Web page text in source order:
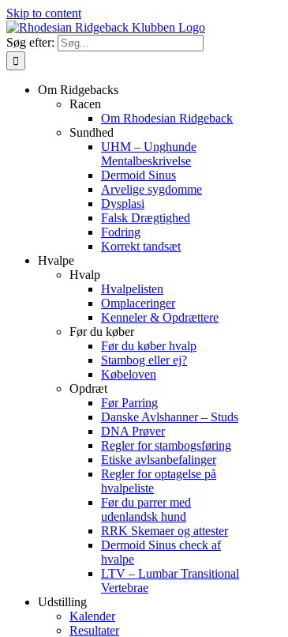
Skip to content
Søg efter:
Om Ridgebacks
Racen
Om Rhodesian Ridgeback
Sundhed
UHM – Unghunde
Mentalbeskrivelse
Dermoid Sinus
Arvelige sygdomme
Dysplasi
Falsk Drægtighed
Fodring
Korrekt tandsæt
Hvalpe
Hvalp
Hvalpelisten
Omplaceringer
Kenneler & Opdrættere
Før du køber
Før du køber hvalp
Stambog eller ej?
Købeloven
Opdræt
Før Parring
Danske Avlshanner – Studs
DNA Prøver
Regler for stambogsføring
Etiske avlsanbefalinger
Regler for optagelse på
hvalpeliste
Før du parrer med
udenlandsk hund
RRK Skemaer og attester
Dermoid Sinus check af
hvalpe
LTV – Lumbar Transitional
Vertebrae
Udstilling
Kalender
Resultater